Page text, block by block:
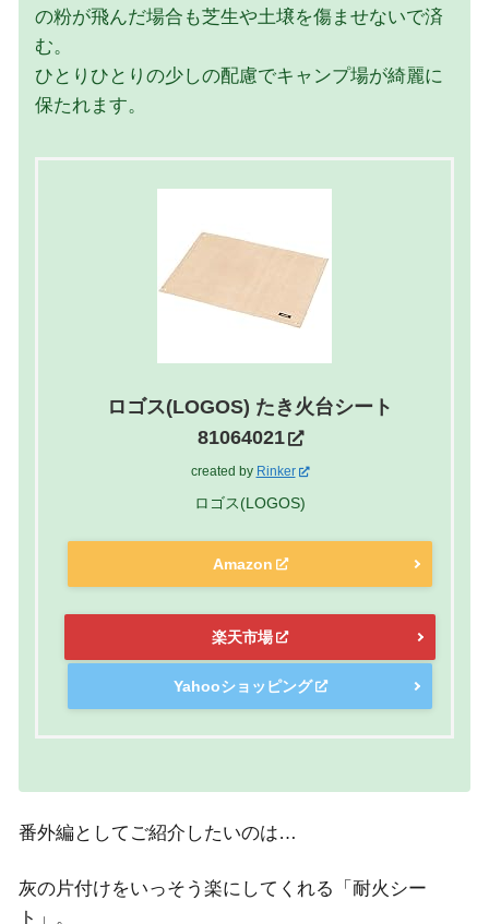
の粉が飛んだ場合も芝生や土壌を傷ませないで済
む。
ひとりひとりの少しの配慮でキャンプ場が綺麗に
保たれます。
ロゴス(LOGOS) たき火台シート
81064021
created by Rinker
ロゴス(LOGOS)
Amazon
楽天市場
Yahooショッピング
番外編としてご紹介したいのは…
灰の片付けをいっそう楽にしてくれる「耐火シー
ト」。